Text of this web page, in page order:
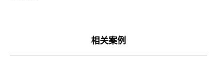
相关案例